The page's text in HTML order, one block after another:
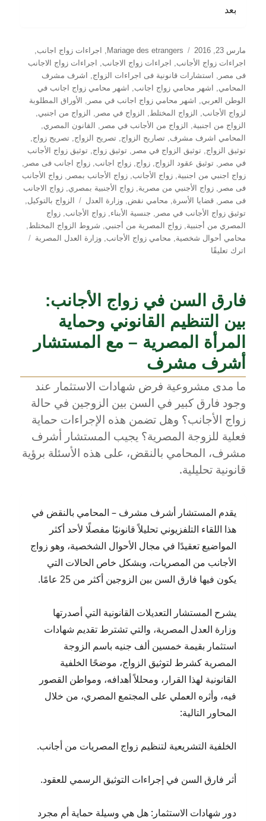
بعد
نُشرت
في
مارس 23, 2016 التصنيفات
Mariage des etrangers
, اجراءات زواج اجانب,
اجراءات زواج الأجانب, اجراءات زواج الاجانب,
اجراءات زواج الاجانب
فى مصر , استشارات قانونية فى اجراءات الزواج,
اشرف مشرف
المحامي, اشهر محامي زواج اجانب,
اشهر محامي زواج اجانب في
الوطن العربي, اشهر محامي زواج اجانب في مصر ,
الأوراق المطلوبة
لزواج الأجانب, الزواج المختلط, الزواج في مصر , الزواج من اجنبي,
الزواج من اجنبية, الزواج من الأجانب في مصر , القانون المصري,
المحامي اشرف مشرف,تصاريح الزواج,تصريح الزواج,تصريح زواج,
توثيق الزواج,توثيق الزواج في مصر ,توثيق زواج,توثيق زواج الأجانب
في مصر ,توثيق عقود الزواج,زواج,زواج اجانب,زواج اجانب فى مصر ,
زواج اجنبي من اجنبية,زواج الأجانب,زواج الأجانب بمصر ,زواج الأجانب
فى مصر ,زواج الأجنبي من مصرية,زواج الأجنبية بمصري,زواج الاجانب
فى مصر ,قضايا الأسرة, محامي نقض,وزارة العدل الوسوم
الزواج بالتوكيل,
توثيق زواج الأجانب في مصر , جنسية الأبناء,زواج الأجانب,زواج
المصري من أجنبية,زواج المصرية من أجنبي, شروط الزواج المختلط,
محامي أحوال شخصية, محامي زواج الأجانب,وزارة العدل المصرية
اترك تعليقًا
الأجانب
في
مصر:
شرح
شامل
من
المحامي
أشرف
مشرف
فارق السن في زواج الأجانب:
بين التنظيم القانوني وحماية
المرأة المصرية – مع المستشار
أشرف مشرف
ما مدى مشروعية فرض شهادات الاستثمار عند
وجود فارق كبير في السن بين الزوجين في حالة
زواج الأجانب؟ وهل تضمن هذه الإجراءات حماية
فعلية للزوجة المصرية؟ يجيب المستشار أشرف
مشرف، المحامي بالنقض، على هذه الأسئلة برؤية
قانونية تحليلية.
يقدم المستشار أشرف مشرف – المحامي بالنقض في
هذا اللقاء التلفزيوني تحليلاً قانونيًا مفصلًا لأحد أكثر
المواضيع تعقيدًا في مجال الأحوال الشخصية، وهو زواج
الأجانب من المصريات، وبشكل خاص الحالات التي
يكون فيها فارق السن بين الزوجين أكثر من 25 عامًا.
يشرح المستشار التعديلات القانونية التي أصدرتها
وزارة العدل المصرية، والتي تشترط تقديم شهادات
استثمار بقيمة خمسين ألف جنيه باسم الزوجة
المصرية كشرط لتوثيق الزواج، موضحًا الخلفية
القانونية لهذا القرار، ومحللاً أهدافه، ومواطن القصور
فيه، وأثره العملي على المجتمع المصري، من خلال
المحاور التالية:
الخلفية التشريعية لتنظيم زواج المصريات من أجانب.
أثر فارق السن في إجراءات التوثيق الرسمي للعقود.
دور شهادات الاستثمار: هل هي وسيلة حماية أم مجرد